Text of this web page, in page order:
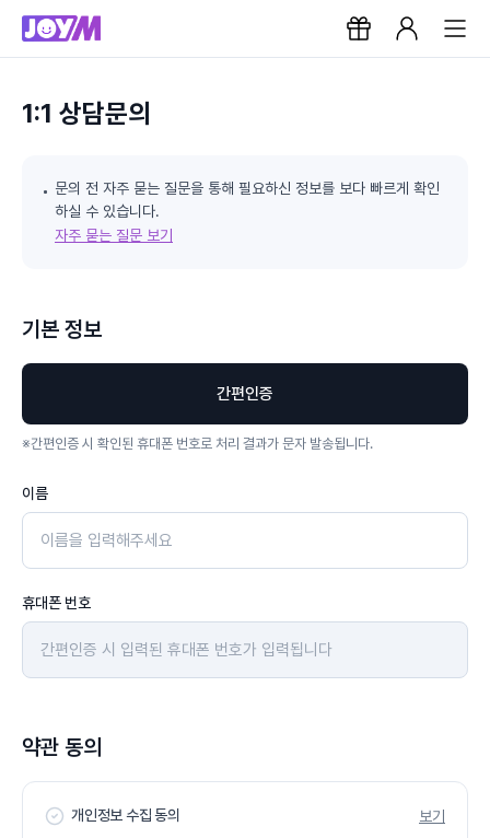
1:1 상담문의
문의 전 자주 묻는 질문을 통해 필요하신 정보를 보다 빠르게 확인
하실 수 있습니다.
자주 묻는 질문 보기
기본 정보
간편인증
※간편인증 시 확인된 휴대폰 번호로 처리 결과가 문자 발송됩니다.
이름
휴대폰 번호
약관 동의
개인정보 수집 동의 보기